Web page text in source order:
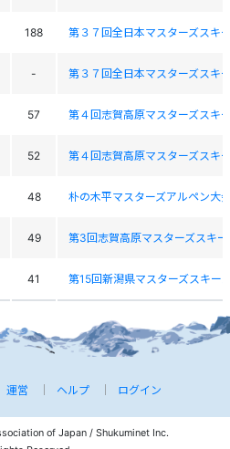
188 第３７回全日本マスターズスキ
- 第３７回全日本マスターズスキ
57 第４回志賀高原マスターズスキ
52 第４回志賀高原マスターズスキ
48 朴の木平マスターズアルペン大
49 第3回志賀高原マスターズスキ
41 第15回新潟県マスターズスキー
運営 ヘルプ ログイン
of Japan / Shukuminet Inc.